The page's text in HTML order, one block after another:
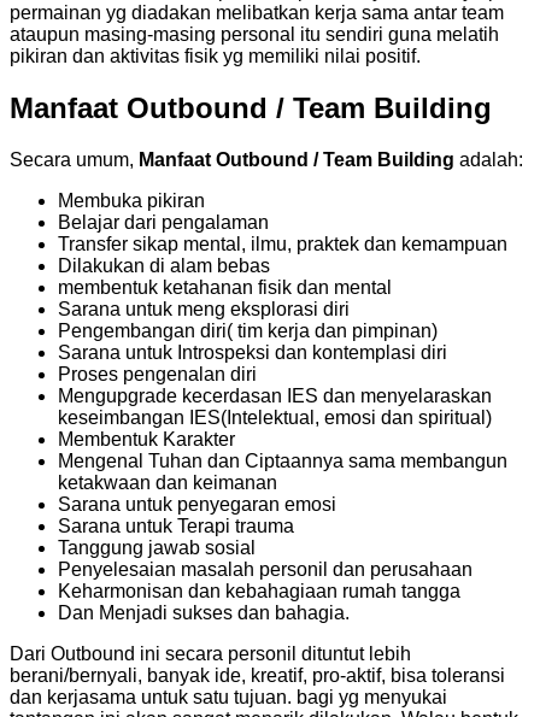
permainan yg diadakan melibatkan kerja sama antar team
ataupun masing-masing personal itu sendiri guna melatih
pikiran dan aktivitas fisik yg memiliki nilai positif.
Manfaat Outbound / Team Building
Secara umum, Manfaat Outbound / Team Building adalah:
Membuka pikiran
Belajar dari pengalaman
Transfer sikap mental, ilmu, praktek dan kemampuan
Dilakukan di alam bebas
membentuk ketahanan fisik dan mental
Sarana untuk meng eksplorasi diri
Pengembangan diri( tim kerja dan pimpinan)
Sarana untuk Introspeksi dan kontemplasi diri
Proses pengenalan diri
Mengupgrade kecerdasan IES dan menyelaraskan
keseimbangan IES(Intelektual, emosi dan spiritual)
Membentuk Karakter
Mengenal Tuhan dan Ciptaannya sama membangun
ketakwaan dan keimanan
Sarana untuk penyegaran emosi
Sarana untuk Terapi trauma
Tanggung jawab sosial
Penyelesaian masalah personil dan perusahaan
Keharmonisan dan kebahagiaan rumah tangga
Dan Menjadi sukses dan bahagia.
Dari Outbound ini secara personil dituntut lebih
berani/bernyali, banyak ide, kreatif, pro-aktif, bisa toleransi
dan kerjasama untuk satu tujuan. bagi yg menyukai